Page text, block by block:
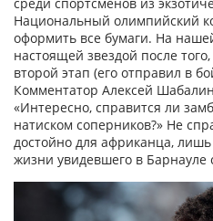
Национальный олимпийский
оформить все бумаги. На
настоящей звездой после
второй этап (его отправил в
Комментатор Алексей
«Интересно, справится ли
натиском соперников?» Не
достойно для африканца,
жизни увидевшего в Барнауле